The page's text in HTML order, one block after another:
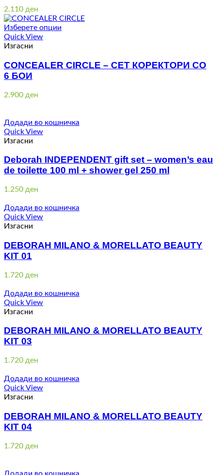
2.110 ден
Изберете опции
Quick View
Изгасни
CONCEALER CIRCLE – СЕТ КОРЕКТОРИ СО
6 БОИ
2.900 ден
Додади во кошничка
Quick View
Изгасни
Deborah INDEPENDENT gift set – women’s eau
de toilette 100 ml + shower gel 250 ml
1.250 ден
Додади во кошничка
Quick View
Изгасни
DEBORAH MILANO & MORELLATO BEAUTY
KIT 01
1.720 ден
Додади во кошничка
Quick View
Изгасни
DEBORAH MILANO & MORELLATO BEAUTY
KIT 03
1.720 ден
Додади во кошничка
Quick View
Изгасни
DEBORAH MILANO & MORELLATO BEAUTY
KIT 04
1.720 ден
Додади во кошничка